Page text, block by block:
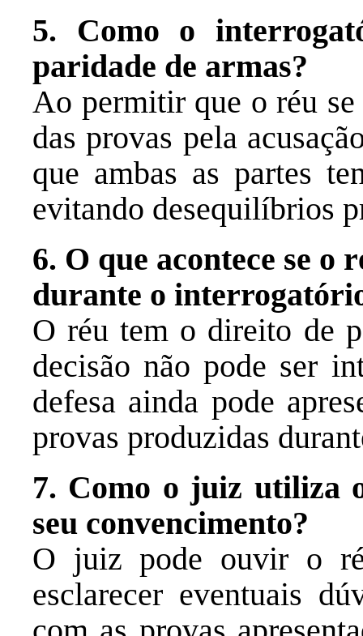
5. Como o
paridade de armas?
Ao permitir que o réu se
das provas pela
que ambas as partes
evitando desequilíbrios
6. O que acontece se
durante o
O réu tem o direito de
decisão não pode ser
defesa ainda pode
provas produzidas
7. Como o juiz utiliza
seu convencimento?
O juiz pode ouvir o
esclarecer eventuais